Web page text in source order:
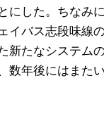
にした。ちなみ
イバス志段味線
新たなシステム
数年後にはまた